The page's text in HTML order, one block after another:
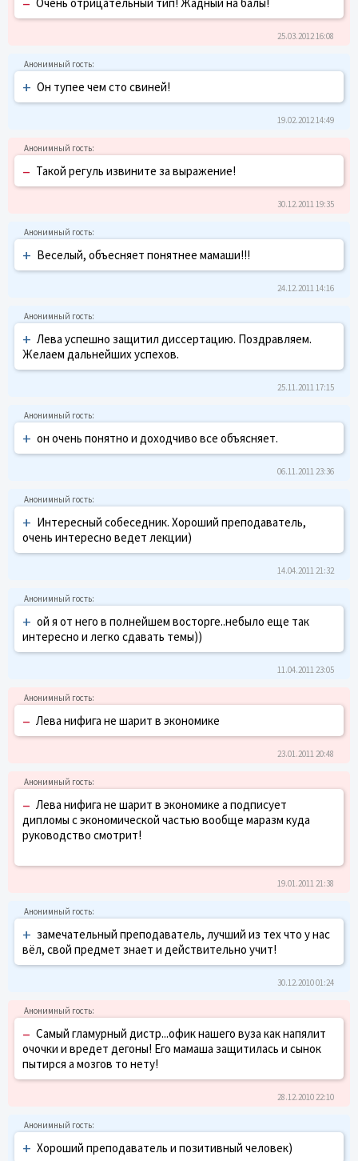
25.03.2012 16:08
+ Он тупее чем сто свиней!
19.02.2012 14:49
– Такой регуль извините за выражение!
30.12.2011 19:35
+ Веселый, объесняет понятнее мамаши!!!
24.12.2011 14:16
+ Лева успешно защитил диссертацию. Поздравляем.
Желаем дальнейших успехов.
25.11.2011 17:15
+ он очень понятно и доходчиво все объясняет.
06.11.2011 23:36
+ Интересный собеседник. Хороший преподаватель,
очень интересно ведет лекции)
14.04.2011 21:32
+ ой я от него в полнейшем восторге..небыло еще так
интересно и легко сдавать темы))
11.04.2011 23:05
– Лева нифига не шарит в экономике
23.01.2011 20:48
– Лева нифига не шарит в экономике а подписует
дипломы с экономической частью вообще маразм куда
руководство смотрит!
19.01.2011 21:38
+ замечательный преподаватель, лучший из тех что у нас
вёл, свой предмет знает и действительно учит!
30.12.2010 01:24
– Самый гламурный дистр...офик нашего вуза как напялит
очочки и вредет дегоны! Его мамаша защитилась и сынок
пытирся а мозгов то нету!
28.12.2010 22:10
+ Хороший преподаватель и позитивный человек)